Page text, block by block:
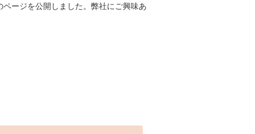
ージを公開しました。弊社にご興味あ